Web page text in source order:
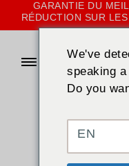
GARANTIE DU
RÉDUCTION SUR
We've
speaking
Do you
EN